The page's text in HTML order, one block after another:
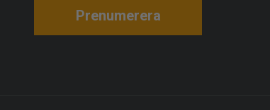
Prenumerera